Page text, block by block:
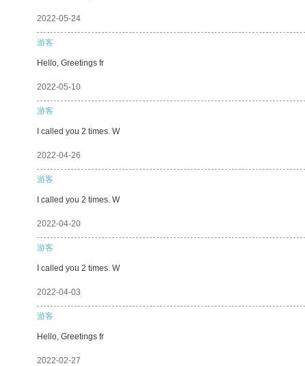
2022-05-24
游客
Hello, Greetings fr
2022-05-10
游客
I called you 2 times. W
2022-04-26
游客
I called you 2 times. W
2022-04-20
游客
I called you 2 times. W
2022-04-03
游客
Hello, Greetings fr
2022-02-27